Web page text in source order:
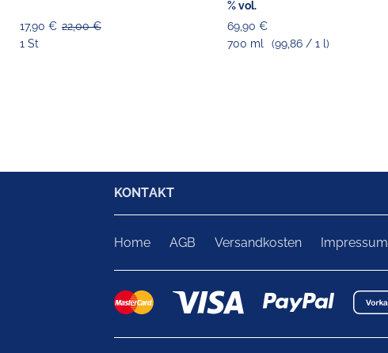
17,90 € 22,00 €
1 St
% vol.
69,90 €
700 ml
(99,86 / 1 l)
KONTAKT
Home AGB Versandkosten Impressum